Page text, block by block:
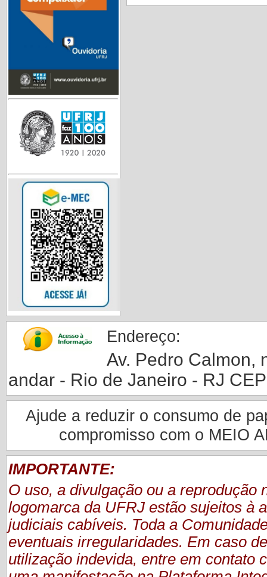
Endereço:
Av. Pedro Calmon,
andar - Rio de Janeiro - RJ
Ajude a reduzir o consumo de
compromisso com o MEIO
IMPORTANTE:
O uso, a divulgação ou a reprodução
logomarca da UFRJ estão sujeitos à
judiciais cabíveis. Toda a
eventuais irregularidades. Em caso
utilização indevida, entre em contato